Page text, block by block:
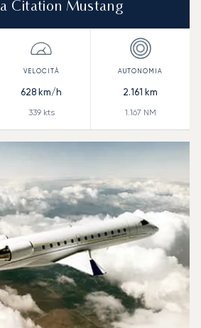
Citation Mustang
628 km/h
339kts
2.161 km
1.167 NM